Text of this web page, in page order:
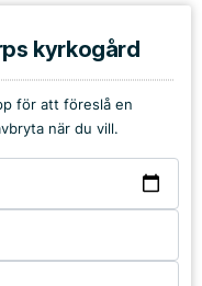
kyrkogård
för att föreslå en
när du vill.